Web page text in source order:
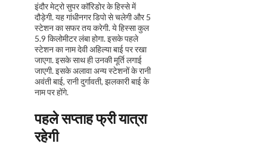
इंदौर मेट्रो सुपर कॉरिडोर के हिस्से में
दौड़ेगी. यह गांधीनगर डिपो से चलेगी और 5
स्टेशन का सफर तय करेगी. ये हिस्सा कुल
5.9 किलोमीटर लंबा होगा. इसके पहले
स्टेशन का नाम देवी अहिल्या बाई पर रखा
जाएगा. इसके साथ ही उनकी मूर्ति लगाई
जाएगी. इसके अलावा अन्य स्टेशनों के रानी
अवंती बाई, रानी दुर्गावती, झलकारी बाई के
नाम पर होंगे.
पहले सप्ताह फ्री यात्रा
रहेगी